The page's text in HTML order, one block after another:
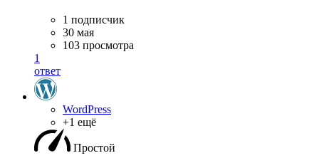
1 подписчик
30 мая
103 просмотра
1
ответ
WordPress
+1 ещё
Простой